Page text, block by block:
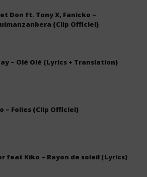
Don ft. Tony X, Fanicko –
(Clip Officiel)
– Olé Olé (Lyrics + Translation)
– Folies (Clip Officiel)
feat Kiko – Rayon de soleil (Lyrics)